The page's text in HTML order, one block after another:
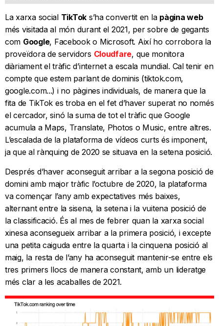
La xarxa social TikTok s’ha convertit en la pàgina web
més visitada al món durant el 2021, per sobre de gegants
com Google, Facebook o Microsoft. Així ho corrobora la
proveïdora de servidors Cloudfare, que monitora
diàriament el tràfic d’internet a escala mundial. Cal tenir en
compte que estem parlant de dominis (tiktok.com,
google.com...) i no pàgines individuals, de manera que la
fita de TikTok es troba en el fet d’haver superat no només
el cercador, sinó la suma de tot el tràfic que Google
acumula a Maps, Translate, Photos o Music, entre altres.
L’escalada de la plataforma de vídeos curts és imponent,
ja que al rànquing de 2020 se situava en la setena posició.
Després d’haver aconseguit arribar a la segona posició de
domini amb major tràfic l’octubre de 2020, la plataforma
va començar l’any amb expectatives més baixes,
alternant entre la sisena, la setena i la vuitena posició de
la classificació. És al mes de febrer quan la xarxa social
xinesa aconsegueix arribar a la primera posició, i excepte
una petita caiguda entre la quarta i la cinquena posició al
maig, la resta de l’any ha aconseguit mantenir-se entre els
tres primers llocs de manera constant, amb un lideratge
més clar a les acaballes de 2021.